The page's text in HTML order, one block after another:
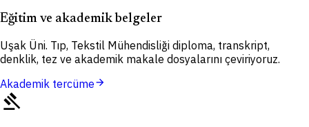
Eğitim ve akademik belgeler
Uşak Üni. Tıp, Tekstil Mühendisliği diploma, transkript,
denklik, tez ve akademik makale dosyalarını çeviriyoruz.
Akademik tercümearrow_forward
gavel